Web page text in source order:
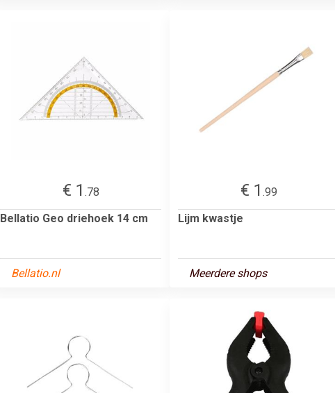
€ 1 .78
Bellatio Geo driehoek 14 cm
Bellatio.nl
€ 1 .99
Lijm kwastje
Meerdere shops